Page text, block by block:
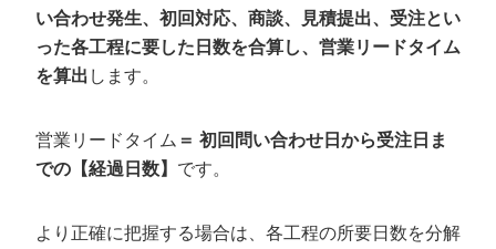
い合わせ発生、初回対応、商談、見積提出、受注とい
った各工程に要した日数を合算し、営業リードタイム
を算出 します。
営業リードタイム ＝ 初回問い合わせ日から受注日ま
での【経過日数】 です。
より正確に把握する場合は、各工程の所要日数を分解